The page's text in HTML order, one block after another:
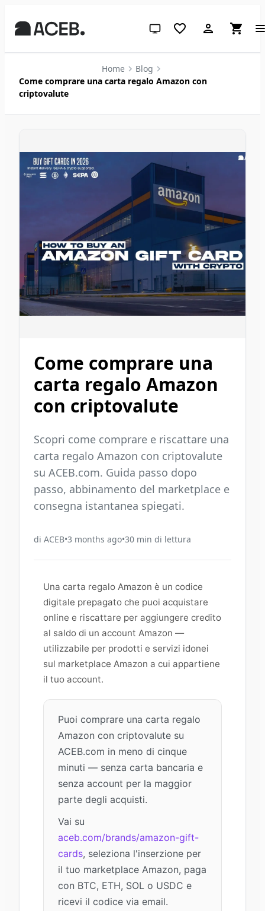
Tema di sistema (clicca per
Home
Blog
Come comprare una carta regalo Amazon con
criptovalute
Come comprare una
carta regalo Amazon
con criptovalute
Scopri come comprare e riscattare una
carta regalo Amazon con criptovalute
su ACEB.com. Guida passo dopo
passo, abbinamento del marketplace e
consegna istantanea spiegati.
di ACEB•3 months ago•30 min di lettura
Una carta regalo Amazon è un codice
digitale prepagato che puoi acquistare
online e riscattare per aggiungere credito
al saldo di un account Amazon —
utilizzabile per prodotti e servizi idonei
sul marketplace Amazon a cui appartiene
il tuo account.
Puoi comprare una carta regalo
Amazon con criptovalute su
ACEB.com in meno di cinque
minuti — senza carta bancaria e
senza account per la maggior
parte degli acquisti.
Vai su
aceb.com/brands/amazon-gift-
cards, seleziona l'inserzione per
il tuo marketplace Amazon, paga
con BTC, ETH, SOL o USDC e
ricevi il codice via email.